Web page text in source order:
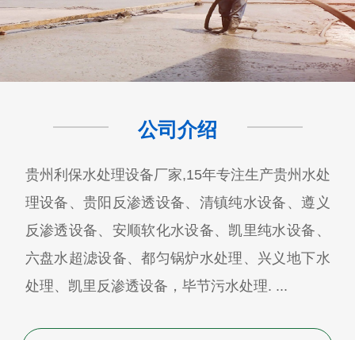
公司介绍
贵州利保水处理设备厂家,15年专注生产贵州水处
理设备、贵阳反渗透设备、清镇纯水设备、遵义
反渗透设备、安顺软化水设备、凯里纯水设备、
六盘水超滤设备、都匀锅炉水处理、兴义地下水
处理、凯里反渗透设备，毕节污水处理. ...